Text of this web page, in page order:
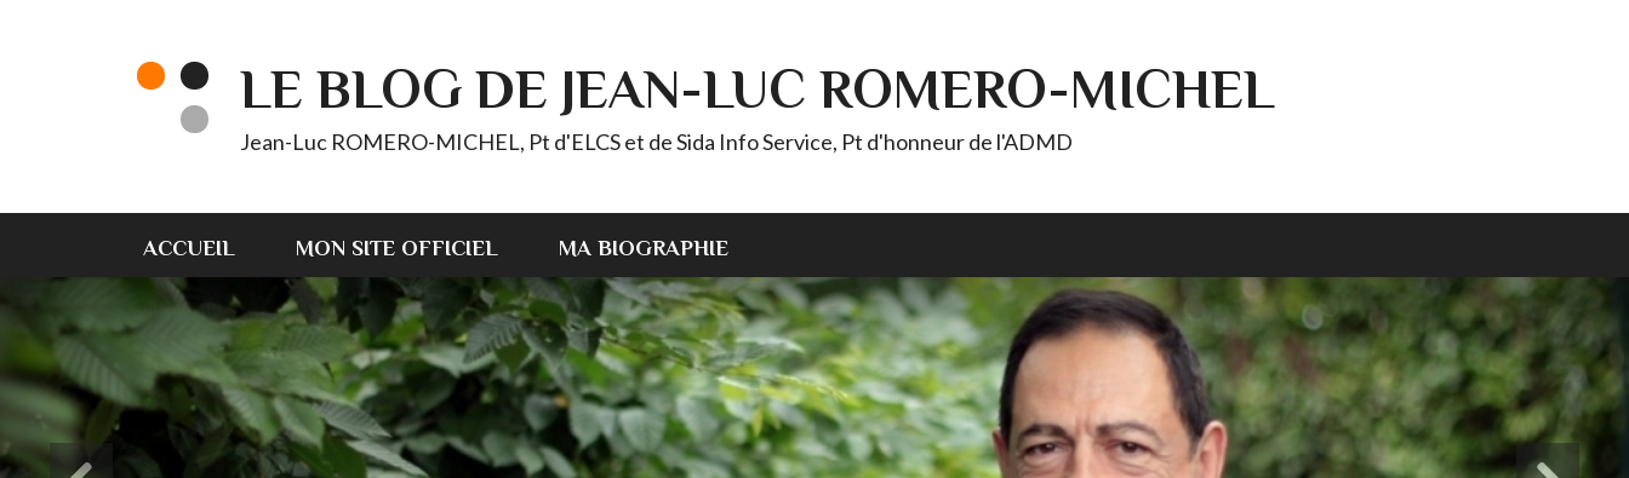
LE BLOG DE JEAN-LUC ROMERO-MICHEL
Jean-Luc ROMERO-MICHEL, Pt d'ELCS et de Sida Info Service, Pt d'honneur de l'ADMD
ACCUEIL MON SITE OFFICIEL MA BIOGRAPHIE